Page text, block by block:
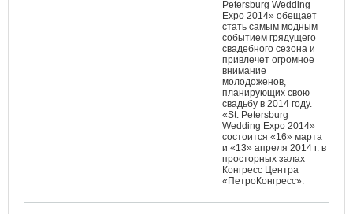
Petersburg Wedding
Expo 2014» обещает
стать самым модным
событием грядущего
свадебного сезона и
привлечет огромное
внимание
молодоженов,
планирующих свою
свадьбу в 2014 году.
«St. Petersburg
Wedding Expo 2014»
состоится «16» марта
и «13» апреля 2014 г. в
просторных залах
Конгресс Центра
«ПетроКонгресс».